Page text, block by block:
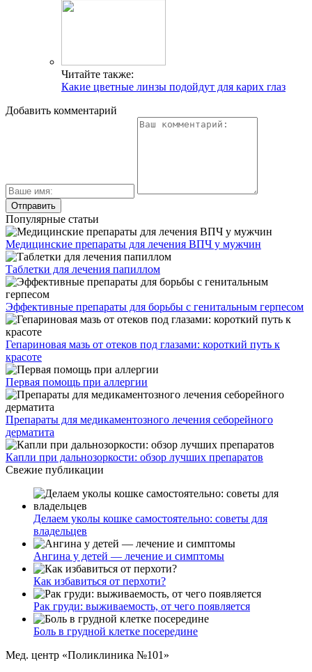
Читайте также:
Какие цветные линзы подойдут для карих глаз
Добавить комментарий
Популярные статьи
Медицинские препараты для лечения ВПЧ у мужчин
Таблетки для лечения папиллом
Эффективные препараты для борьбы с генитальным герпесом
Гепариновая мазь от отеков под глазами: короткий путь к
красоте
Первая помощь при аллергии
Препараты для медикаментозного лечения себорейного
дерматита
Капли при дальнозоркости: обзор лучших препаратов
Свежие публикации
Делаем уколы кошке самостоятельно: советы для
владельцев
Ангина у детей — лечение и симптомы
Как избавиться от перхоти?
Рак груди: выживаемость, от чего появляется
Боль в грудной клетке посередине
Мед. центр «Поликлиника №101»